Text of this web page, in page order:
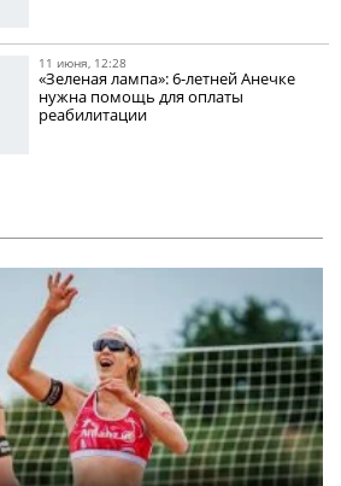
11 июня, 12:28
«Зеленая лампа»: 6-летней Анечке
нужна помощь для оплаты
реабилитации